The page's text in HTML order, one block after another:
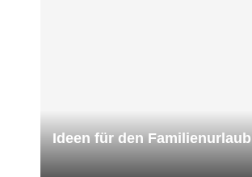
Ideen für den Familienurlaub